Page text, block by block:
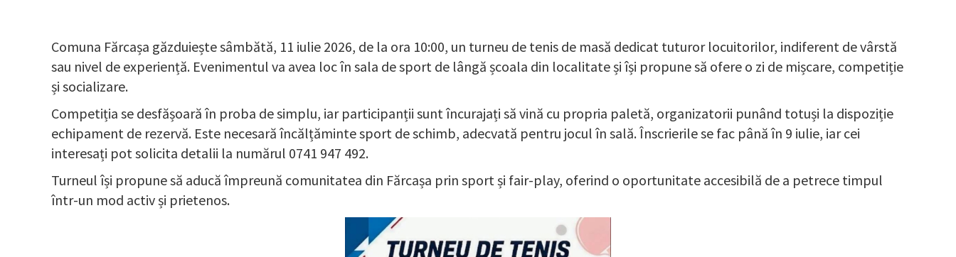
Comuna Fărcașa găzduiește sâmbătă, 11 iulie 2026, de la ora 10:00, un turneu de tenis de masă dedicat tuturor locuitorilor, indiferent de vârstă
sau nivel de experiență. Evenimentul va avea loc în sala de sport de lângă școala din localitate și își propune să ofere o zi de mișcare, competiție
și socializare.
Competiția se desfășoară în proba de simplu, iar participanții sunt încurajați să vină cu propria paletă, organizatorii punând totuși la dispoziție
echipament de rezervă. Este necesară încălțăminte sport de schimb, adecvată pentru jocul în sală. Înscrierile se fac până în 9 iulie, iar cei
interesați pot solicita detalii la numărul 0741 947 492.
Turneul își propune să aducă împreună comunitatea din Fărcașa prin sport și fair-play, oferind o oportunitate accesibilă de a petrece timpul
într-un mod activ și prietenos.